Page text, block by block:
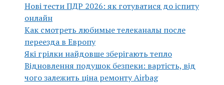
Нові тести ПДР 2026: як готуватися до іспиту
онлайн
Как смотреть любимые телеканалы после
переезда в Европу
Які грілки найдовше зберігають тепло
Відновлення подушок безпеки: вартість, від
чого залежить ціна ремонту Airbag